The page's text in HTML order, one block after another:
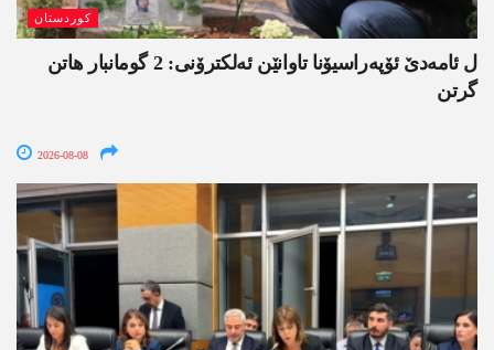
کوردستان
ل ئامەدێ ئۆپەراسیۆنا تاوانێن ئەلکترۆنی: 2 گومانبار ھاتن
گرتن
2026-08-08